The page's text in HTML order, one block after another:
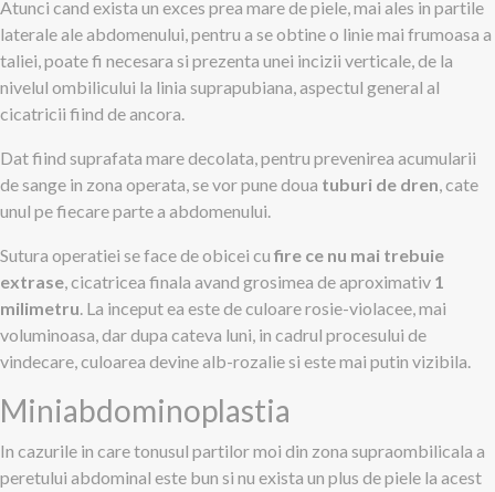
Atunci cand exista un exces prea mare de piele, mai ales in partile
laterale ale abdomenului, pentru a se obtine o linie mai frumoasa a
taliei, poate fi necesara si prezenta unei incizii verticale, de la
nivelul ombilicului la linia suprapubiana, aspectul general al
cicatricii fiind de ancora.
Dat fiind suprafata mare decolata, pentru prevenirea acumularii
de sange in zona operata, se vor pune doua tuburi de dren, cate
unul pe fiecare parte a abdomenului.
Sutura operatiei se face de obicei cu fire ce nu mai trebuie
extrase, cicatricea finala avand grosimea de aproximativ 1
milimetru. La inceput ea este de culoare rosie-violacee, mai
voluminoasa, dar dupa cateva luni, in cadrul procesului de
vindecare, culoarea devine alb-rozalie si este mai putin vizibila.
Miniabdominoplastia
In cazurile in care tonusul partilor moi din zona supraombilicala a
peretului abdominal este bun si nu exista un plus de piele la acest